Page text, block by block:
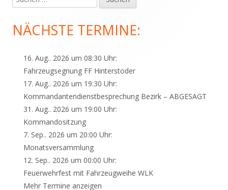
Seitenleiste
nach:
NÄCHSTE TERMINE:
16. Aug.. 2026 um 08:30 Uhr:
Fahrzeugsegnung FF Hinterstoder
17. Aug.. 2026 um 19:30 Uhr:
Kommandantendienstbesprechung Bezirk – ABGESAGT
31. Aug.. 2026 um 19:00 Uhr:
Kommandositzung
7. Sep.. 2026 um 20:00 Uhr:
Monatsversammlung
12. Sep.. 2026 um 00:00 Uhr:
Feuerwehrfest mit Fahrzeugweihe WLK
Mehr Termine anzeigen